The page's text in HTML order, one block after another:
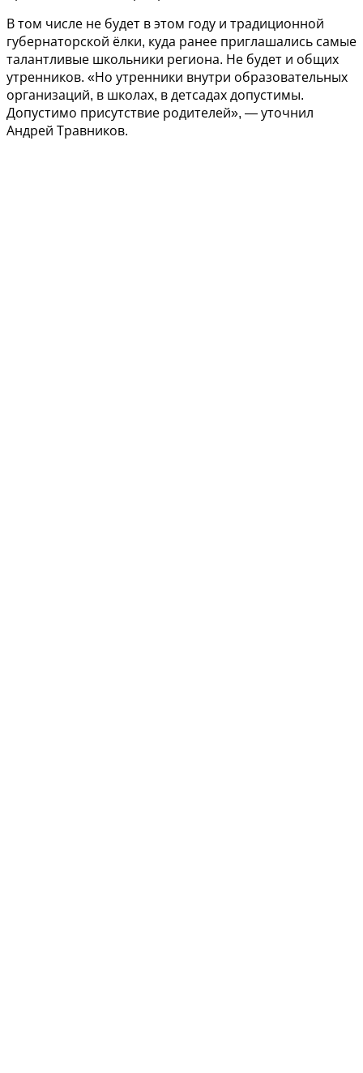
В том числе не будет в этом году и традиционной
губернаторской ёлки, куда ранее приглашались самые
талантливые школьники региона. Не будет и общих
утренников. «Но утренники внутри образовательных
организаций, в школах, в детсадах допустимы.
Допустимо присутствие родителей», — уточнил
Андрей Травников.